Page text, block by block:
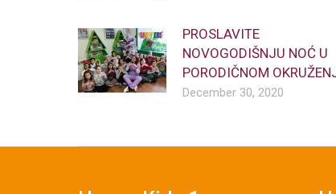
PROSLAVITE
NOVOGODIŠNJU NOĆ U
PORODIČNOM
December 30, 2020